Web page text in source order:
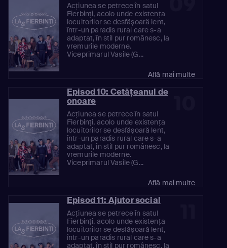
Acţiunea se petrece în satul
Fierbinţi, acolo unde existenţa
locuitorilor se desfăşoară lent,
într-un paradis rural care s-a
adaptat, în stil pur românesc, la
vremurile moderne.
Viceprimarul Vasile (G...
Află mai multe
Episod 10: Cetăţeanul de
onoare
Acţiunea se petrece în satul
Fierbinţi, acolo unde existenţa
locuitorilor se desfăşoară lent,
într-un paradis rural care s-a
adaptat, în stil pur românesc, la
vremurile moderne.
Viceprimarul Vasile (G...
Află mai multe
Episod 11: Ajutor social
Acţiunea se petrece în satul
Fierbinţi, acolo unde existenţa
locuitorilor se desfăşoară lent,
într-un paradis rural care s-a
adaptat, în stil pur românesc, la